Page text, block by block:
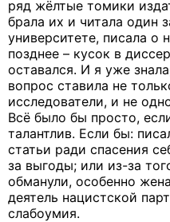
ряд жёлтые томики
брала их и читала один
университете, писала о
позднее – кусок в
оставался. И я уже
вопрос ставила не
исследователи, и не
Всё было бы просто,
талантлив. Если бы:
статьи ради спасения
за выгоды; или из-за
обманули, особенно
деятель нацистской
слабоумия.